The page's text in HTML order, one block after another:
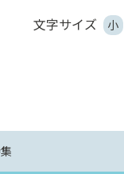
文字サイズ 小